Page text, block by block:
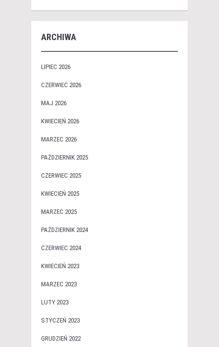
ARCHIWA
LIPIEC 2026
CZERWIEC 2026
MAJ 2026
KWIECIEŃ 2026
MARZEC 2026
PAŹDZIERNIK 2025
CZERWIEC 2025
KWIECIEŃ 2025
MARZEC 2025
PAŹDZIERNIK 2024
CZERWIEC 2024
KWIECIEŃ 2023
MARZEC 2023
LUTY 2023
STYCZEŃ 2023
GRUDZIEŃ 2022